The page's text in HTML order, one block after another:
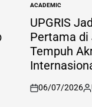
POSTED
IN
ACADEMIC
UPGRIS
Pertama di
Tempuh
on
06/07/2026